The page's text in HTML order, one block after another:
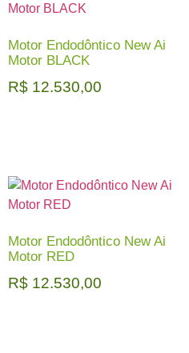
Motor Endodôntico New Ai
Motor BLACK
R$ 12.530,00
Motor Endodôntico New Ai
Motor RED
R$ 12.530,00